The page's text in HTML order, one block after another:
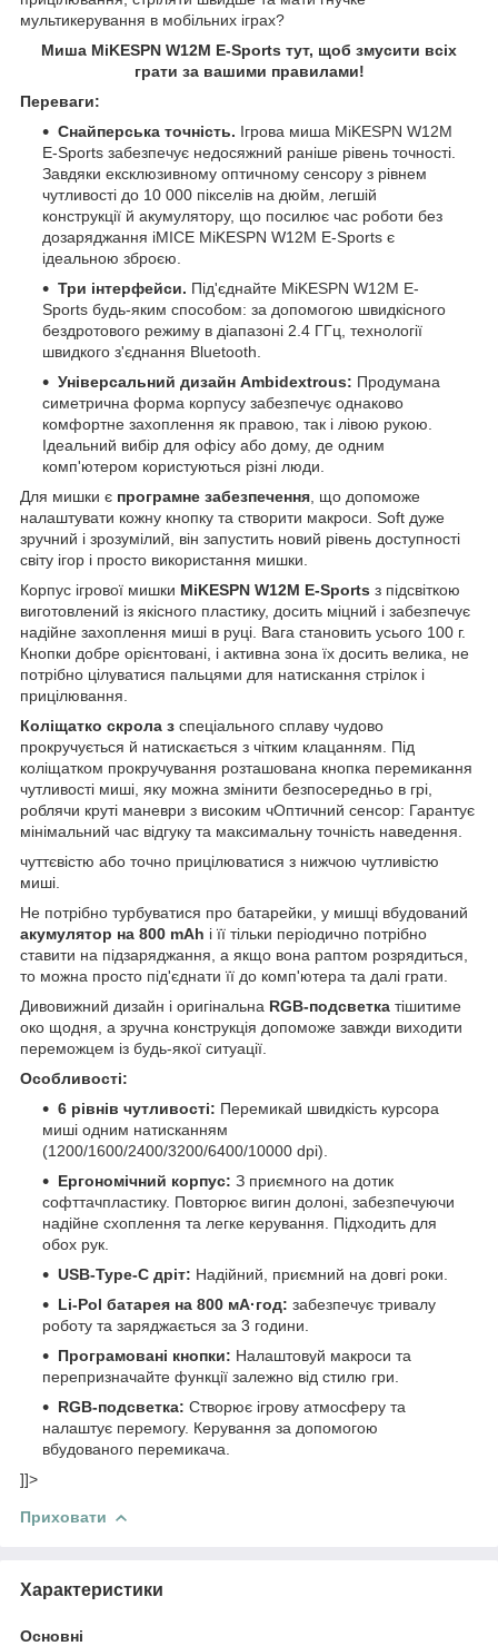
мультикерування в мобільних іграх?
Миша MiKESPN W12M E-Sports тут, щоб змусити всіх
грати за вашими правилами!
Переваги:
Снайперська точність. Ігрова миша MiKESPN W12M
E-Sports забезпечує недосяжний раніше рівень точності.
Завдяки ексклюзивному оптичному сенсору з рівнем
чутливості до 10 000 пікселів на дюйм, легшій
конструкції й акумулятору, що посилює час роботи без
дозаряджання iMICE MiKESPN W12M E-Sports є
ідеальною зброєю.
Три інтерфейси. Під'єднайте MiKESPN W12M E-
Sports будь-яким способом: за допомогою швидкісного
бездротового режиму в діапазоні 2.4 ГГц, технології
швидкого з'єднання Bluetooth.
Універсальний дизайн Ambidextrous: Продумана
симетрична форма корпусу забезпечує однаково
комфортне захоплення як правою, так і лівою рукою.
Ідеальний вибір для офісу або дому, де одним
комп'ютером користуються різні люди.
Для мишки є програмне забезпечення , що допоможе
налаштувати кожну кнопку та створити макроси. Soft дуже
зручний і зрозумілий, він запустить новий рівень доступності
світу ігор і просто використання мишки.
Корпус ігрової мишки MiKESPN W12M E-Sports з підсвіткою
виготовлений із якісного пластику, досить міцний і забезпечує
надійне захоплення миші в руці. Вага становить усього 100 г.
Кнопки добре орієнтовані, і активна зона їх досить велика, не
потрібно цілуватися пальцями для натискання стрілок і
прицілювання.
Коліщатко скрола з спеціального сплаву чудово
прокручується й натискається з чітким клацанням. Під
коліщатком прокручування розташована кнопка перемикання
чутливості миші, яку можна змінити безпосередньо в грі,
роблячи круті маневри з високим чОптичний сенсор: Гарантує
мінімальний час відгуку та максимальну точність наведення.
чуттєвістю або точно прицілюватися з нижчою чутливістю
миші.
Не потрібно турбуватися про батарейки, у мишці вбудований
акумулятор на 800 mAh і її тільки періодично потрібно
ставити на підзаряджання, а якщо вона раптом розрядиться,
то можна просто під'єднати її до комп'ютера та далі грати.
Дивовижний дизайн і оригінальна RGB-подсветка тішитиме
око щодня, а зручна конструкція допоможе завжди виходити
переможцем із будь-якої ситуації.
Особливості:
6 рівнів чутливості: Перемикай швидкість курсора
миші одним натисканням
(1200/1600/2400/3200/6400/10000 dpi).
Ергономічний корпус: З приємного на дотик
софттачпластику. Повторює вигин долоні, забезпечуючи
надійне схоплення та легке керування. Підходить для
обох рук.
USB-Type-C дріт: Надійний, приємний на довгі роки.
Li-Pol батарея на 800 мА·год: забезпечує тривалу
роботу та заряджається за 3 години.
Програмовані кнопки: Налаштовуй макроси та
перепризначайте функції залежно від стилю гри.
RGB-подсветка: Створює ігрову атмосферу та
налаштує перемогу. Керування за допомогою
вбудованого перемикача.
]]>
Приховати
Характеристики
Основні